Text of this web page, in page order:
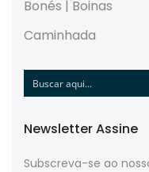
Bonés | Boinas
Caminhada
Newsletter Assine
Subscreva-se ao